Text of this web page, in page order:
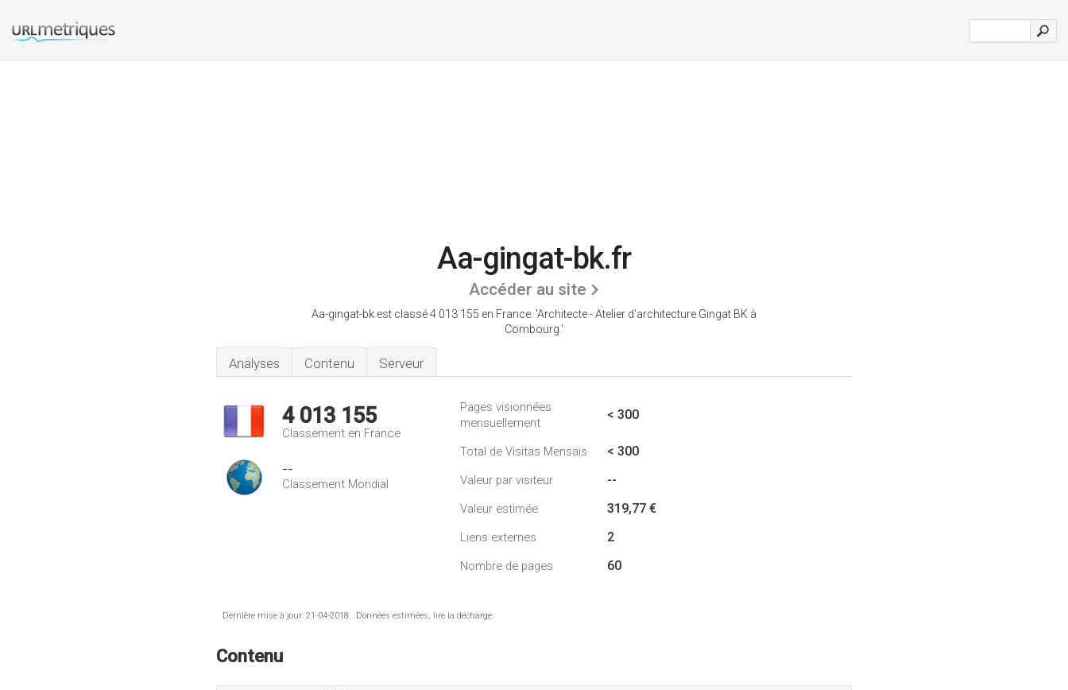
Aa-gingat-bk.fr
Accéder au site
Aa-gingat-bk est classé 4 013 155 en France. 'Architecte - Atelier d'architecture Gingat BK à
Combourg.'
Analyses Contenu Serveur
4 013 155
Classement en France
--
Classement Mondial
Pages visionnées
mensuellement
< 300
Total de Visitas Mensais < 300
Valeur par visiteur --
Valeur estimée 319,77 €
Liens externes 2
Nombre de pages 60
Dernière mise à jour: 21-04-2018 . Données estimées, lire la décharge.
Contenu